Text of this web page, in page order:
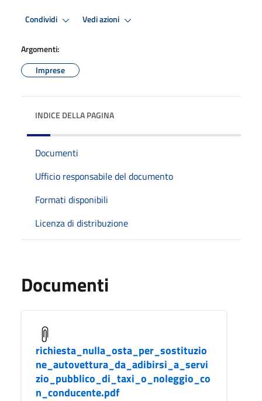
Condividi Vedi azioni
Argomenti:
Imprese
INDICE DELLA PAGINA
Documenti
Ufficio responsabile del documento
Formati disponibili
Licenza di distribuzione
Documenti
richiesta_nulla_osta_per_sostituzio
ne_autovettura_da_adibirsi_a_servi
zio_pubblico_di_taxi_o_noleggio_co
n_conducente.pdf